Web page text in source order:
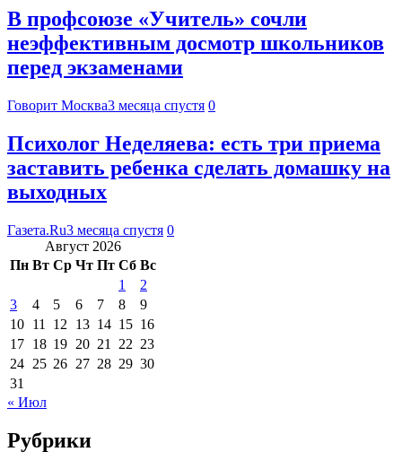
В профсоюзе «Учитель» сочли
неэффективным досмотр школьников
перед экзаменами
Говорит Москва3 месяца спустя 0
Психолог Неделяева: есть три приема
заставить ребенка сделать домашку на
выходных
Газета.Ru3 месяца спустя 0
Август 2026
Пн Вт Ср Чт Пт Сб Вс
1
2
3
4 5 6 7 8
9
10 11 12 13 14 15 16
17 18 19 20 21 22 23
24 25 26 27 28 29 30
31
« Июл
Рубрики